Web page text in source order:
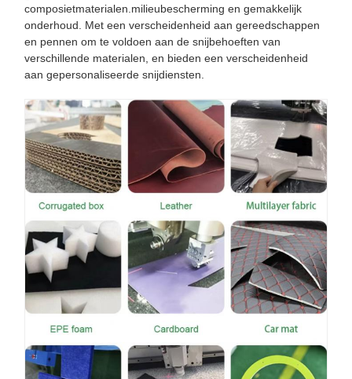
composietmaterialen.milieubescherming en gemakkelijk
onderhoud. Met een verscheidenheid aan gereedschappen
en pennen om te voldoen aan de snijbehoeften van
verschillende materialen, en bieden een verscheidenheid
aan gepersonaliseerde snijdiensten.